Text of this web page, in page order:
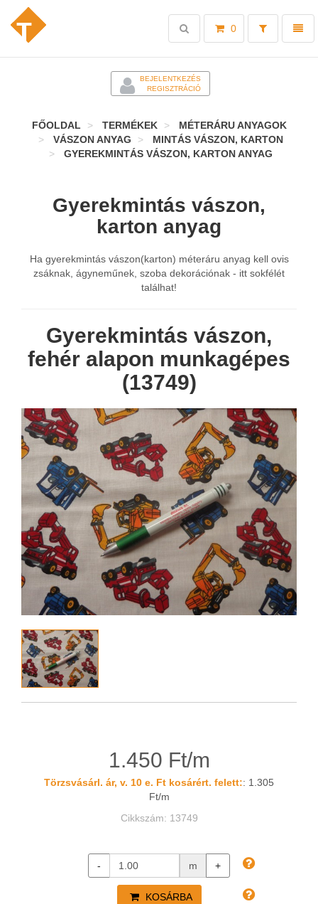
Toggle
0
Toggle
search
BEJELENTKEZÉS
REGISZTRÁCIÓ
FŐOLDAL TERMÉKEK
MÉTERÁRU ANYAGOK
VÁSZON ANYAG
MINTÁS VÁSZON, KARTON
GYEREKMINTÁS VÁSZON, KARTON ANYAG
Gyerekmintás vászon,
karton anyag
Ha gyerekmintás vászon(karton) méteráru anyag kell ovis
zsáknak, ágyneműnek, szoba dekorációnak - itt sokfélét
találhat!
Gyerekmintás vászon,
fehér alapon munkagépes
(13749)
1.450 Ft/m
Törzsvásárl. ár, v. 10 e. Ft kosárért. felett:: 1.305
Ft/m
Cikkszám: 13749
- m +
KOSÁRBA